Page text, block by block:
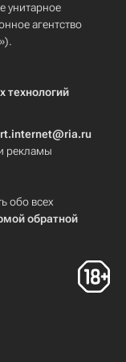
унитарное
агентство
технологий
рекламы
обо всех
обратной